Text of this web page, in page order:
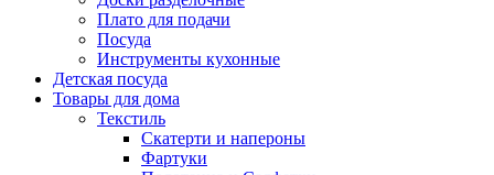
Плато для подачи
Посуда
Инструменты кухонные
Детская посуда
Товары для дома
Текстиль
Скатерти и напероны
Фартуки